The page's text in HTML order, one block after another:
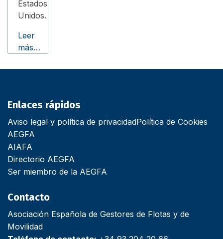
Estados
Unidos.
Leer
más…
Enlaces rápidos
Aviso legal y política de privacidadPolítica de Cookies
AEGFA
AIAFA
Directorio AEGFA
Ser miembro de la AEGFA
Contacto
Asociación Española de Gestores de Flotas y de
Movilidad